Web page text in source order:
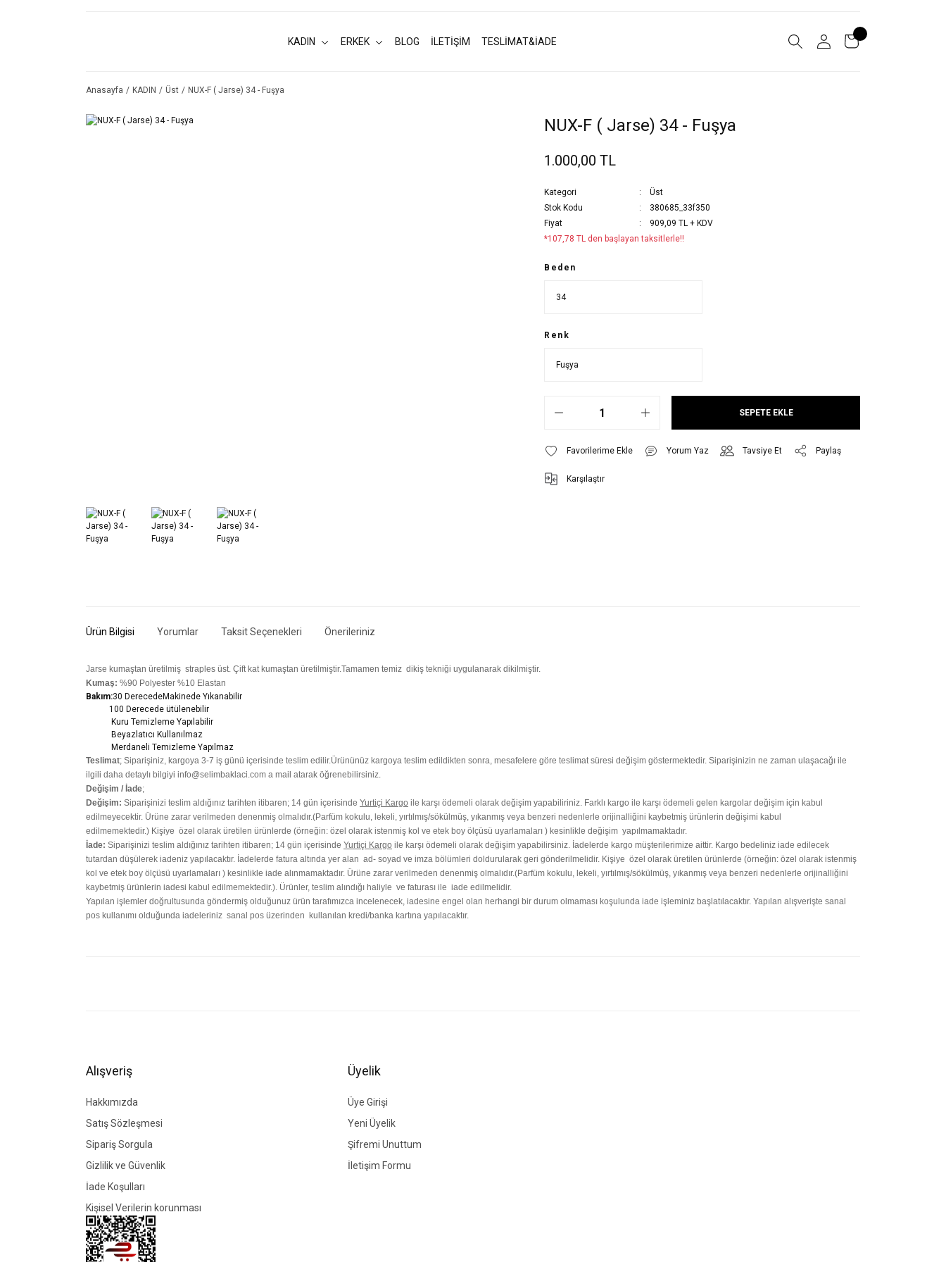
KADIN ERKEK BLOG İLETİŞİM TESLİMAT&İADE
Anasayfa KADIN Üst NUX-F ( Jarse) 34 - Fuşya
NUX-F ( Jarse) 34 - Fuşya
1.000,00 TL
Kategori
Üst
Stok Kodu
380685_33f350
Fiyat
909,09 TL + KDV
*107,78 TL den başlayan taksitlerle!!
Beden
Renk
SEPETE EKLE
Yorum Yaz Tavsiye Et Paylaş
Karşılaştır
Ürün Bilgisi Yorumlar Taksit Seçenekleri Önerileriniz
Jarse kumaştan üretilmiş straples üst. Çift kat kumaştan üretilmiştir.Tamamen temiz dikiş tekniği uygulanarak dikilmiştir.
Kumaş: %90 Polyester %10 Elastan
Bakım:30 DerecedeM akinede Yıkanabilir
100 Derecede ütülenebilir
Kuru Temizleme Yapılabilir
Beyazlatıcı Kullanılmaz
Merdaneli Temizleme Yapılmaz
Teslimat; Siparişiniz, kargoya 3-7 iş günü içerisinde teslim edilir.Ürününüz kargoya teslim edildikten sonra, mesafelere göre teslimat süresi değişim göstermektedir. Siparişinizin ne zaman ulaşacağı ile
ilgili daha detaylı bilgiyi info@selimbaklaci.com a mail atarak öğrenebilirsiniz.
Değişim / İade;
Değişim: Siparişinizi teslim aldığınız tarihten itibaren; 14 gün içerisinde Yurtiçi Kargo ile karşı ödemeli olarak değişim yapabiliriniz. Farklı kargo ile karşı ödemeli gelen kargolar değişim için kabul
edilmeyecektir. Ürüne zarar verilmeden denenmiş olmalıdır.(Parfüm kokulu, lekeli, yırtılmış/sökülmüş, yıkanmış veya benzeri nedenlerle orijinalliğini kaybetmiş ürünlerin değişimi kabul
edilmemektedir.) Kişiye özel olarak üretilen ürünlerde (örneğin: özel olarak istenmiş kol ve etek boy ölçüsü uyarlamaları ) kesinlikle değişim yapılmamaktadır.
İade: Siparişinizi teslim aldığınız tarihten itibaren; 14 gün içerisinde Yurtiçi Kargo ile karşı ödemeli olarak değişim yapabilirsiniz. İadelerde kargo müşterilerimize aittir. Kargo bedeliniz iade edilecek
tutardan düşülerek iadeniz yapılacaktır. İadelerde fatura altında yer alan ad- soyad ve imza bölümleri doldurularak geri gönderilmelidir. Kişiye özel olarak üretilen ürünlerde (örneğin: özel olarak istenmiş
kol ve etek boy ölçüsü uyarlamaları ) kesinlikle iade alınmamaktadır. Ürüne zarar verilmeden denenmiş olmalıdır.(Parfüm kokulu, lekeli, yırtılmış/sökülmüş, yıkanmış veya benzeri nedenlerle orijinalliğini
kaybetmiş ürünlerin iadesi kabul edilmemektedir.). Ürünler, teslim alındığı haliyle ve faturası ile iade edilmelidir.
Yapılan işlemler doğrultusunda göndermiş olduğunuz ürün tarafımızca incelenecek, iadesine engel olan herhangi bir durum olmaması koşulunda iade işleminiz başlatılacaktır. Yapılan alışverişte sanal
pos kullanımı olduğunda iadeleriniz sanal pos üzerinden kullanılan kredi/banka kartına yapılacaktır.
Ürün fiyatı diğer sitelerden daha pahalı.
Bu ürüne benzer farklı alternatifler olmalı.
Alışveriş
Hakkımızda
Satış Sözleşmesi
Sipariş Sorgula
Gizlilik ve Güvenlik
İade Koşulları
Kişisel Verilerin korunması
Üyelik
Üye Girişi
Yeni Üyelik
Şifremi Unuttum
İletişim Formu